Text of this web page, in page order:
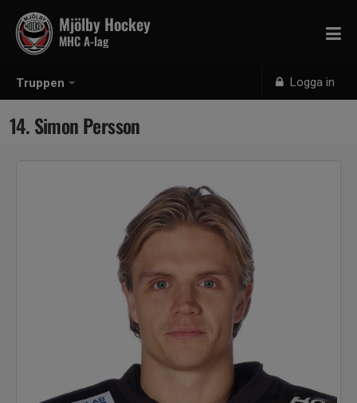
Truppen Logga in
Mjölby Hockey
MHC A-lag
14. Simon Persson